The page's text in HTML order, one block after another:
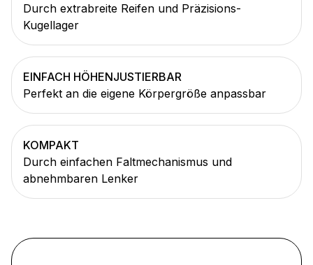
Durch extrabreite Reifen und Präzisions-
Kugellager
EINFACH HÖHENJUSTIERBAR
Perfekt an die eigene Körpergröße anpassbar
KOMPAKT
Durch einfachen Faltmechanismus und
abnehmbaren Lenker